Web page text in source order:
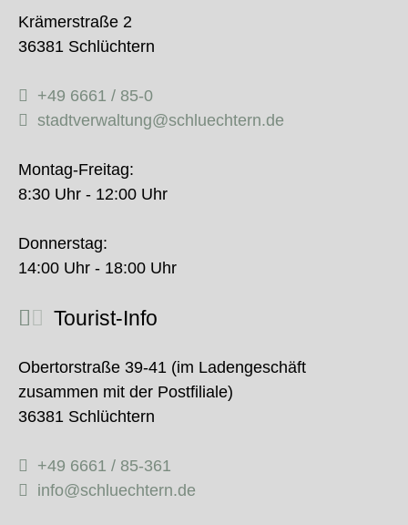
Krämerstraße 2
36381 Schlüchtern
+49 6661 / 85-0
stadtverwaltung@schluechtern.de
Montag-Freitag:
8:30 Uhr - 12:00 Uhr
Donnerstag:
14:00 Uhr - 18:00 Uhr
Tourist-Info
Obertorstraße 39-41 (im Ladengeschäft
zusammen mit der Postfiliale)
36381 Schlüchtern
+49 6661 / 85-361
info@schluechtern.de